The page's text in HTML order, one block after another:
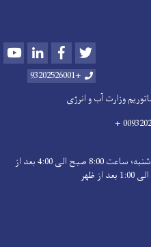
YoutubeLinkedInFacebook
+93202526001
وزارت آب و انرژی
اوقات کاری: از شنبه الی ‍چهار شنبه؛ ساعت 8:00 صبح الی 4:00 بعد از